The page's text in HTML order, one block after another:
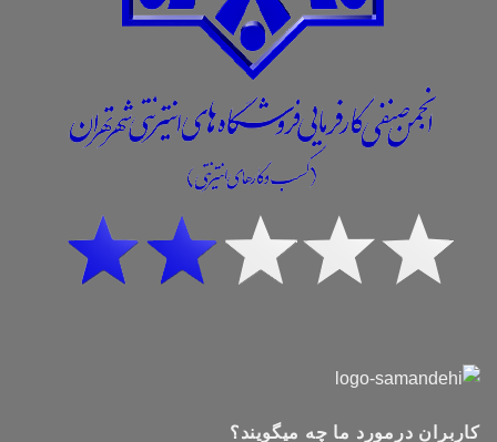
کاربران درمورد ما چه میگویند؟